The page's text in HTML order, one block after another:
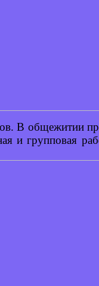
В общежитии
и групповая